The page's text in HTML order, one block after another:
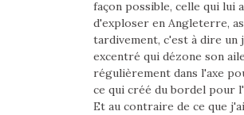
façon possible, celle qui lui
d'exploser en Angleterre,
tardivement, c'est à dire un
excentré qui dézone son
régulièrement dans l'axe
ce qui créé du bordel pour
Et au contraire de ce que